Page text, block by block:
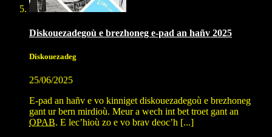
Diskouezadegoù e brezhoneg e-pad an hañv 2025
Diskouezadeg
25/06/2025
E-pad an hañv e vo kinniget diskouezadegoù e brezhoneg
gant ur bern mirdioù. Meur a wech int bet troet gant an
OPAB. E lec’hioù zo e vo brav deoc’h [...]